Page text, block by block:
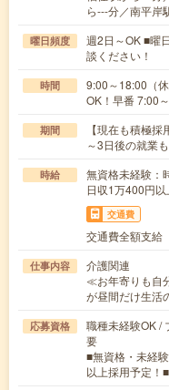
ら---分／南平岸
曜日頻度
週2日～OK ■曜
談ください！
時間
9:00～18:00（
OK！早番 7:00
期間
【現在も積極
～3日後の就業
時給
無資格未経験
日収1万400円以
交通費
交通費全額支給
仕事内容
介護関連
≪お年寄りも自
が昼間だけ生活
応募資格
職種未経験OK /
要
■無資格・未経
以上採用予定